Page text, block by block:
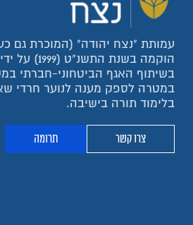
עמותת "נצח יהודה" (המוכרת גם
הוקמה בשנת
בשיתוף האגף הביטחוני-חברתי
במטרה לספק מענה לנוער חרדי
בלימוד תורה בישיבה.
צרו קשר תרומה